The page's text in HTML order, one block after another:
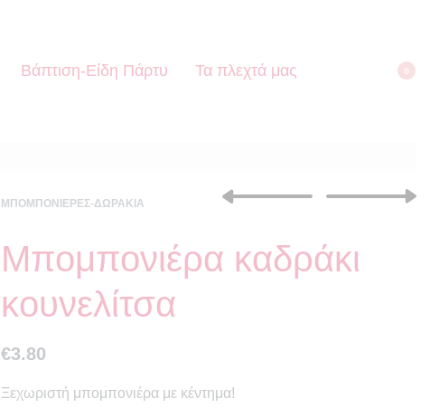
Βάπτιση-Είδη Πάρτυ Τα πλεχτά μας 0
ΜΠΟΜΠΟΝΙΈΡΕΣ-ΔΩΡΆΚΙΑ
€3.80 € 3.80
Μπομπονιέρα καδράκι
κουνελίτσα
€3.80
Ξεχωριστή μπομπονιέρα με κέντημα!